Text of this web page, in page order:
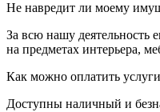
Не навредит ли моему
За всю нашу деятельность
на предметах интерьера,
Как можно оплатить
Доступны наличный и